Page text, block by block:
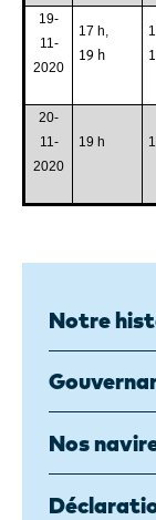
19-
11-
2020
17 h
19 h
20-
11-
2020
19 h
Notre
Nos